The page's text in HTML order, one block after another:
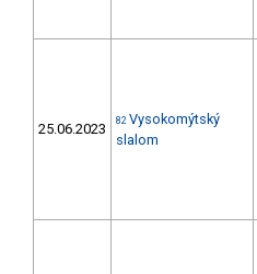
25.06.2023 82 Vysokomýtský
slalom